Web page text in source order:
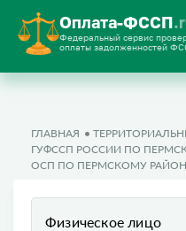
Оплата-ФССП
Федеральный сервис
оплаты задолженностей
ГЛАВНАЯ
ГУФССП РОССИИ ПО
ОСП ПО ПЕРМСКОМУ
Физическое лицо